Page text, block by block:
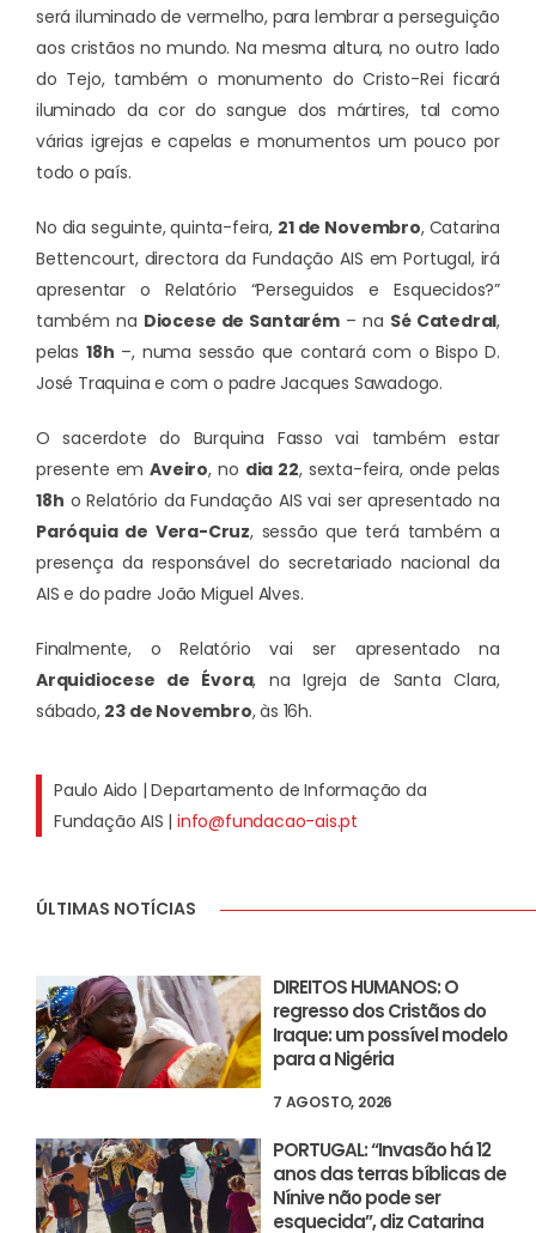
será iluminado de vermelho, para lembrar a perseguição
aos cristãos no mundo. Na mesma altura, no outro lado
do Tejo, também o monumento do Cristo-Rei ficará
iluminado da cor do sangue dos mártires, tal como
várias igrejas e capelas e monumentos um pouco por
todo o país.
No dia seguinte, quinta-feira, 21 de Novembro, Catarina
Bettencourt, directora da Fundação AIS em Portugal, irá
apresentar o Relatório “Perseguidos e Esquecidos?”
também na Diocese de Santarém– na Sé Catedral,
pelas 18h –, numa sessão que contará com o Bispo D.
José Traquina e com o padre Jacques Sawadogo.
O sacerdote do Burquina Fasso vai também estar
presente emAveiro, no dia 22, sexta-feira, onde pelas
18h o Relatório da Fundação AIS vai ser apresentado na
Paróquia de Vera-Cruz, sessão que terá também a
presença da responsável do secretariado nacional da
AIS e do padre João Miguel Alves.
Finalmente, o Relatório vai ser apresentado na
Arquidiocese de Évora, na Igreja de Santa Clara,
sábado, 23 de Novembro, às 16h.
Paulo Aido | Departamento de Informação da
Fundação AIS |info@fundacao-ais.pt
ÚLTIMAS NOTÍCIAS
DIREITOS HUMANOS: O
regresso dos Cristãos do
Iraque: um possível modelo
para a Nigéria
7 AGOSTO, 2026
PORTUGAL: “Invasão há 12
anos das terras bíblicas de
Nínive não pode ser
esquecida”, diz Catarina